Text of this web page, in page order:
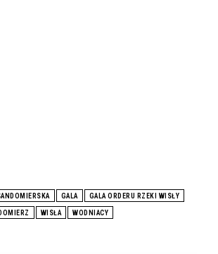
GALA GALA ORDERU RZEKI WISŁY
WISŁA WODNIACY